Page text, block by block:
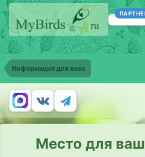
Информация для всех
Место для